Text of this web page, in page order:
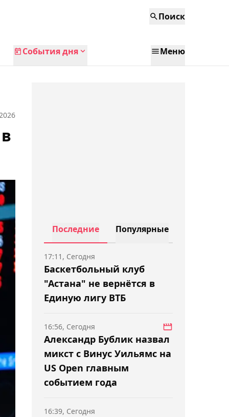
Поиск
События дня Меню
Последние Популярные
Баскетбольный клуб
"Астана" не вернётся в
Единую лигу ВТБ
17:11, Сегодня
Александр Бублик назвал
микст с Винус Уильямс на
US Open главным
событием года
16:56, Сегодня
16:39, Сегодня